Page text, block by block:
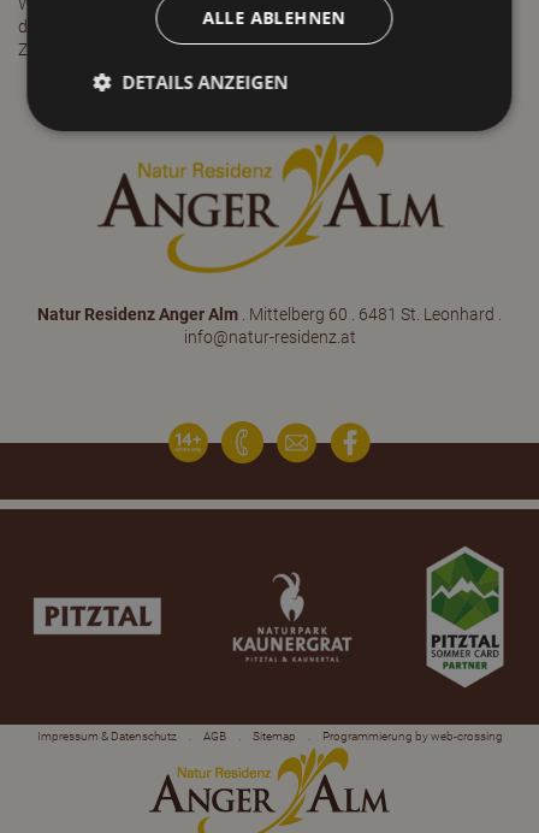
definitiv mit der
Bahn
unterwegs. Alle attraktiven Angebote und
Zugverbindungen zu uns ins Pitztal finden SieHier
Natur Residenz Anger Alm . Mittelberg 60 . 6481 St. Leonhard .
info@natur-residenz.at
Impressum & Datenschutz AGB Sitemap Programmierung by web-crossing
ALLE ABLEHNEN
DETAILS ANZEIGEN